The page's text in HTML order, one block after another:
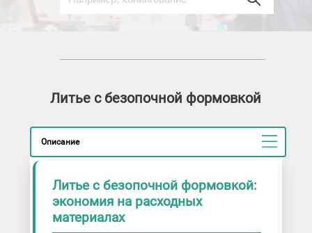
Литье с безопочной формовкой
Описание
Литье с безопочной формовкой:
экономия на расходных
материалах